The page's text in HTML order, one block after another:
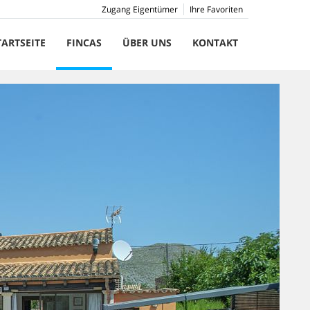
Ihre Favoriten
Zugang Eigentümer
FINCAS ÜBER UNS KONTAKT